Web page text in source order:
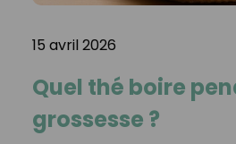
15 avril 2026
Quel thé boire
grossesse ?